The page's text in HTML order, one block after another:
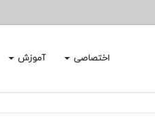
اختصاصی آموزش